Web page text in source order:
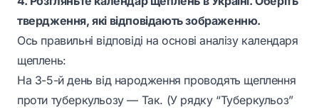
твердження, які відповідають зображенню.
Ось правильні відповіді на основі аналізу календаря
щеплень:
На 3-5-й день від народження проводять щеплення
проти туберкульозу — Так. (У рядку “Туберкульоз”